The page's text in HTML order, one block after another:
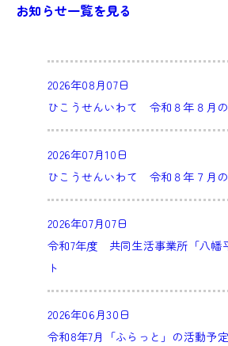
お知らせ一覧を見る
2026年08月07日
ひこうせんいわて 令和８年８月
2026年07月10日
ひこうせんいわて 令和８年７月
2026年07月07日
令和7年度 共同生活事業所「八幡
ト
2026年06月30日
令和8年7月「ふらっと」の活動予定